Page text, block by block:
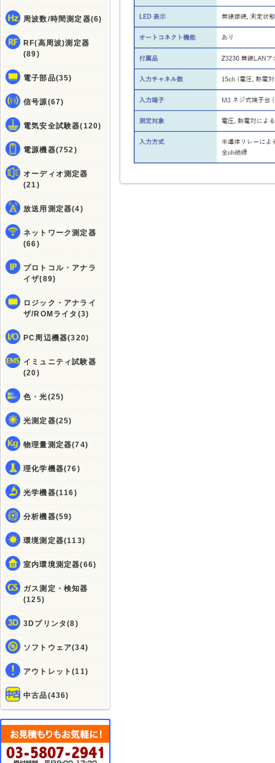
周波数/時間測定器(6)
RF(高周波)測定器
(89)
電子部品(35)
信号源(67)
電気安全試験器(120)
電源機器(752)
オーディオ測定器
(21)
放送用測定器(4)
ネットワーク測定器
(66)
プロトコル・アナラ
イザ(89)
ロジック・アナライ
ザ/ROMライタ(3)
PC周辺機器(320)
イミュニティ試験器
(20)
色・光(25)
光測定器(25)
物理量測定器(74)
理化学機器(76)
光学機器(116)
分析機器(59)
環境測定器(113)
室内環境測定器(66)
ガス測定・検知器
(125)
3Dプリンタ(8)
ソフトウェア(34)
アウトレット(11)
中古品(436)